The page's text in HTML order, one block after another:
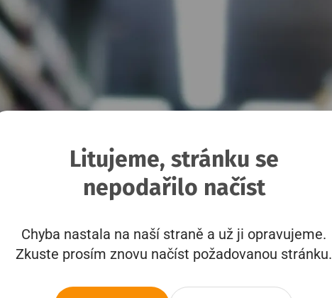
Litujeme, stránku se
nepodařilo načíst
Chyba nastala na naší straně a už ji opravujeme.
Zkuste prosím znovu načíst požadovanou stránku.